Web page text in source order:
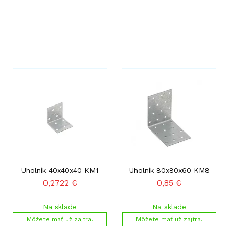
Uholník 40x40x40 KM1
0,2722 €
Na sklade
Môžete mať už zajtra.
Uholník 80x80x60 KM8
0,85 €
Na sklade
Môžete mať už zajtra.